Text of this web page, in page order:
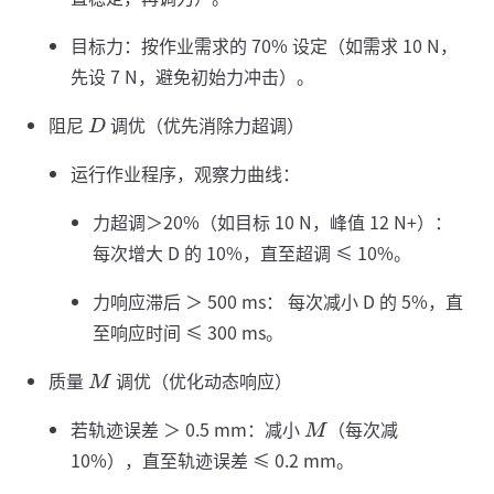
目标力：按作业需求的 70% 设定（如需求 10 N，
先设 7 N，避免初始力冲击）。
阻尼 D 调优（优先消除力超调）
运行作业程序，观察力曲线：
力超调＞20%（如目标 10 N，峰值 12 N+）：
每次增大 D 的 10%，直至超调 ≤ 10%。
力响应滞后 ＞ 500 ms： 每次减小 D 的 5%，直
至响应时间 ≤ 300 ms。
质量 M 调优（优化动态响应）
若轨迹误差 ＞ 0.5 mm：减小M （每次减
10%），直至轨迹误差 ≤ 0.2 mm。